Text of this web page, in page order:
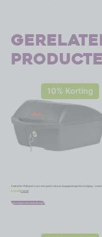
10% Korting
Topkoffer Polisport Luxe met quick release bagagedragerbevestiging – zwart
€39,99 € 35,99
Toevoegen aan winkelwagen